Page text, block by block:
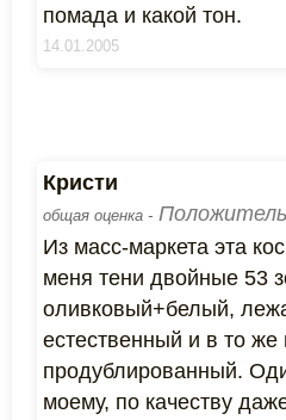
помада и какой тон.
14.01.2005
Кристи
общая оценка -
Из масс-маркета эта
меня тени двойные 53
оливковый+белый,
естественный и в то
продублированный.
моему, по качеству